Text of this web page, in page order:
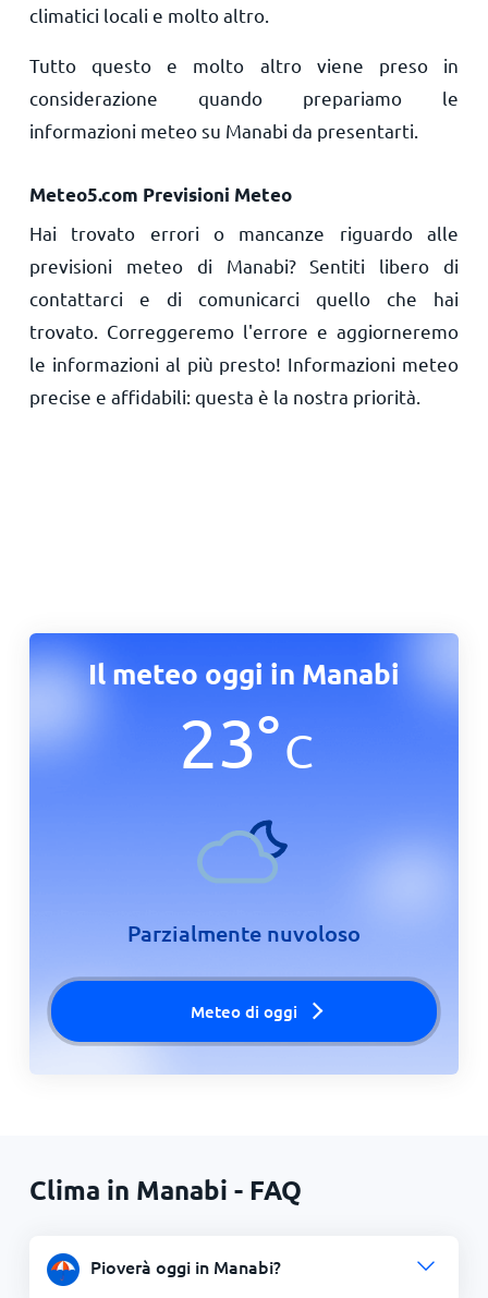
climatici locali e molto altro.
Tutto questo e molto altro viene preso in
considerazione quando prepariamo le
informazioni meteo su Manabi da presentarti.
Meteo5.com Previsioni Meteo
Hai trovato errori o mancanze riguardo alle
previsioni meteo di Manabi? Sentiti libero di
contattarci e di comunicarci quello che hai
trovato. Correggeremo l'errore e aggiorneremo
le informazioni al più presto! Informazioni meteo
precise e affidabili: questa è la nostra priorità.
Il meteo oggi in Manabi
23°C
Parzialmente nuvoloso
Meteo di oggi
Clima in Manabi - FAQ
Pioverà oggi in Manabi?